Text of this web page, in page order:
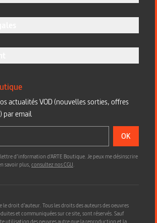
actualités VOD (nouvelles sorties, offres
par email
OK
d’information d'ARTE Boutique. Je peux me désinscrire
savoir plus,consultez nos CGU.
le droit d’auteur. Tous les droits des auteurs des oeuvres
et communiquées sur ce site, sont réservés. Sauf